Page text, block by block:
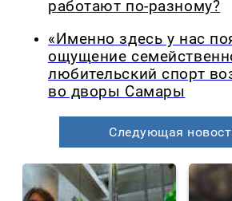
работают по-разному?
«Именно здесь у нас
ощущение
любительский спорт
во дворы Самары
Следующая